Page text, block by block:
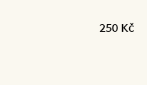
250 Kč